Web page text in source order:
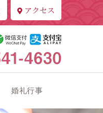
アクセス
婚礼行事